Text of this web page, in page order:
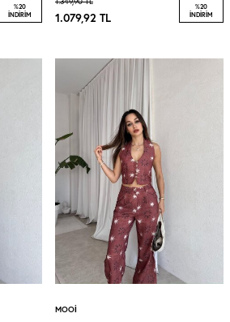
%20
İNDIRIM
1.079,92 TL
%20
İNDIRIM
MOOI